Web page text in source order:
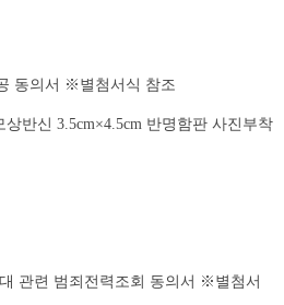
동의서 ※별첨서식 참조
반신 3.5cm×4.5cm 반명함판 사진부착
관련 범죄전력조회 동의서 ※별첨서